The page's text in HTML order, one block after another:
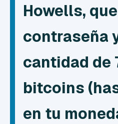
Howells,
contraseña
cantidad de
bitcoins (
en tu